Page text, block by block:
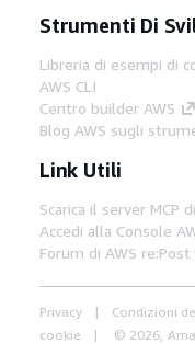
Strumenti Di
Libreria di esempi di
AWS CLI
Centro builder AWS
Blog AWS sugli
Link Utili
Scarica il server MCP
Accedi alla Console
Forum di AWS re:Post
Privacy Condizioni
cookie
© 2026,